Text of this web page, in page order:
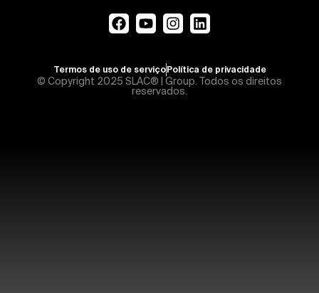
Termos de uso de serviçoPolítica de privacidade
© Copyright 2025 SLAC® | Group. Todos os direitos
reservados.